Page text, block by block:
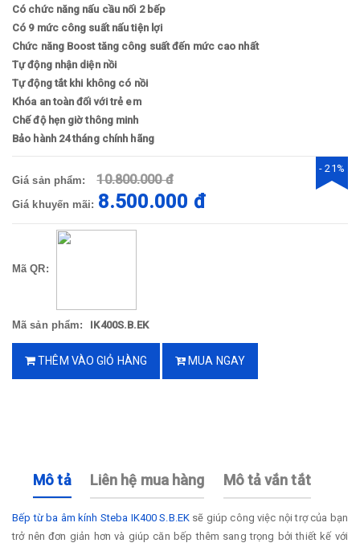
Có chức năng nấu cầu nối 2 bếp
Có 9 mức công suất nấu tiện lợi
Chức năng Boost tăng công suất đến mức cao nhất
Tự động nhận diện nồi
Tự động tắt khi không có nồi
Khóa an toàn đối với trẻ em
Chế độ hẹn giờ thông minh
Bảo hành 24 tháng chính hãng
Giá sản phẩm: 10.800.000 đ
Giá khuyến mãi: 8.500.000 đ
- 21%
Mã QR:
Mã sản phẩm: IK400S.B.EK
THÊM VÀO GIỎ HÀNG MUA NGAY
Mô tả Liên hệ mua hàng Mô tả vắn tắt
Bếp từ ba âm kính Steba IK400 S.B.EK sẽ giúp công việc nội trợ của bạn
trở nên đơn giản hơn và giúp căn bếp thêm sang trọng bởi thiết kế với